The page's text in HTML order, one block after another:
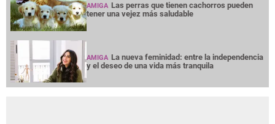
AMIGA Las perras que tienen cachorros pueden
tener una vejez más saludable
AMIGA La nueva feminidad: entre la independencia
y el deseo de una vida más tranquila